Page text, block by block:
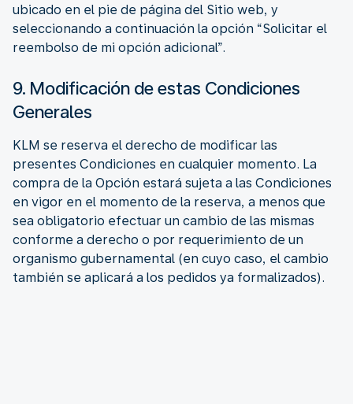
ubicado en el pie de página del Sitio web, y
seleccionando a continuación la opción “Solicitar el
reembolso de mi opción adicional”.
9. Modificación de estas Condiciones
Generales
KLM se reserva el derecho de modificar las
presentes Condiciones en cualquier momento. La
compra de la Opción estará sujeta a las Condiciones
en vigor en el momento de la reserva, a menos que
sea obligatorio efectuar un cambio de las mismas
conforme a derecho o por requerimiento de un
organismo gubernamental (en cuyo caso, el cambio
también se aplicará a los pedidos ya formalizados).